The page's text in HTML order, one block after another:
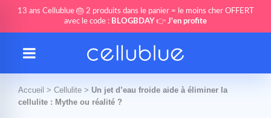
13 ans Cellublue 🎂 2 produits dans le panier = le moins cher OFFERT
avec le code : BLOGBDAY 👉 J'en profite
Accueil > Cellulite > Un jet d’eau froide aide à éliminer la
cellulite : Mythe ou réalité ?